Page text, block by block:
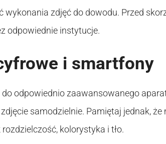
wykonania zdjęć do dowodu. Przed
odpowiednie instytucje.
i smartfony
odpowiednio zaawansowanego
samodzielnie. Pamiętaj jednak,
kolorystyka i tło.